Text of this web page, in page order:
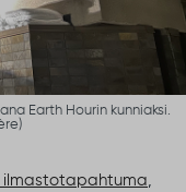
Earth Hourin kunniaksi.
ilmastotapahtuma,